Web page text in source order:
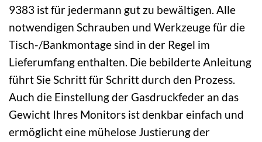
9383 ist für jedermann gut zu bewältigen. Alle
notwendigen Schrauben und Werkzeuge für die
Tisch-/Bankmontage sind in der Regel im
Lieferumfang enthalten. Die bebilderte Anleitung
führt Sie Schritt für Schritt durch den Prozess.
Auch die Einstellung der Gasdruckfeder an das
Gewicht Ihres Monitors ist denkbar einfach und
ermöglicht eine mühelose Justierung der